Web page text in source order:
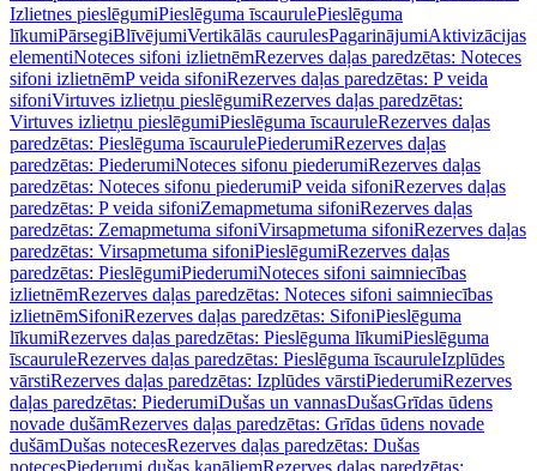
Izlietnes pieslēgumiPieslēguma īscaurulePieslēguma
līkumiPārsegiBlīvējumiVertikālās caurulesPagarinājumiAktivizācijas
elementiNoteces sifoni izlietnēmRezerves daļas paredzētas: Noteces
sifoni izlietnēmP veida sifoniRezerves daļas paredzētas: P veida
sifoniVirtuves izlietņu pieslēgumiRezerves daļas paredzētas:
Virtuves izlietņu pieslēgumiPieslēguma īscauruleRezerves daļas
paredzētas: Pieslēguma īscaurulePiederumiRezerves daļas
paredzētas: PiederumiNoteces sifonu piederumiRezerves daļas
paredzētas: Noteces sifonu piederumiP veida sifoniRezerves daļas
paredzētas: P veida sifoniZemapmetuma sifoniRezerves daļas
paredzētas: Zemapmetuma sifoniVirsapmetuma sifoniRezerves daļas
paredzētas: Virsapmetuma sifoniPieslēgumiRezerves daļas
paredzētas: PieslēgumiPiederumiNoteces sifoni saimniecības
izlietnēmRezerves daļas paredzētas: Noteces sifoni saimniecības
izlietnēmSifoniRezerves daļas paredzētas: SifoniPieslēguma
līkumiRezerves daļas paredzētas: Pieslēguma līkumiPieslēguma
īscauruleRezerves daļas paredzētas: Pieslēguma īscauruleIzplūdes
vārstiRezerves daļas paredzētas: Izplūdes vārstiPiederumiRezerves
daļas paredzētas: PiederumiDušas un vannasDušasGrīdas ūdens
novade dušāmRezerves daļas paredzētas: Grīdas ūdens novade
dušāmDušas notecesRezerves daļas paredzētas: Dušas
notecesPiederumi dušas kanāliemRezerves daļas paredzētas: